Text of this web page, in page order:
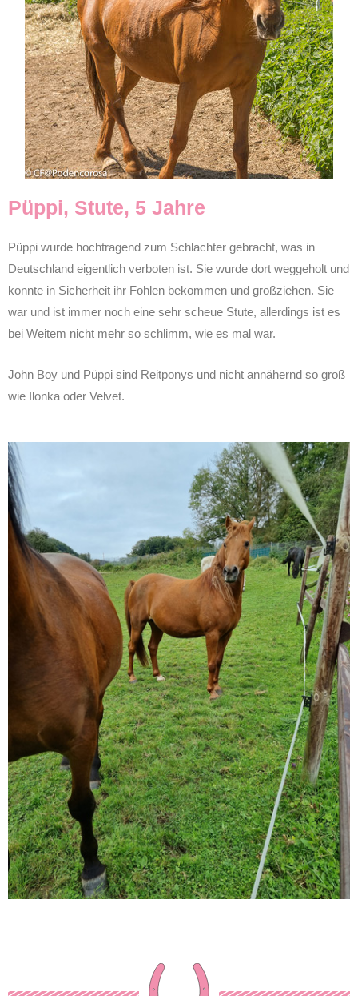
Püppi, Stute, 5 Jahre
Püppi wurde hochtragend zum Schlachter gebracht, was in
Deutschland eigentlich verboten ist. Sie wurde dort weggeholt und
konnte in Sicherheit ihr Fohlen bekommen und großziehen. Sie
war und ist immer noch eine sehr scheue Stute, allerdings ist es
bei Weitem nicht mehr so schlimm, wie es mal war.
John Boy und Püppi sind Reitponys und nicht annähernd so groß
wie Ilonka oder Velvet.